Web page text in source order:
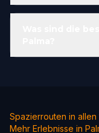
Spazierrouten in
Mehr Erlebnisse in